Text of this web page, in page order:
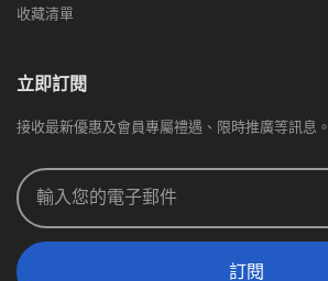
收藏清單
立即訂閱
接收最新優惠及會員專屬禮遇、限時推廣等訊息。
訂閱